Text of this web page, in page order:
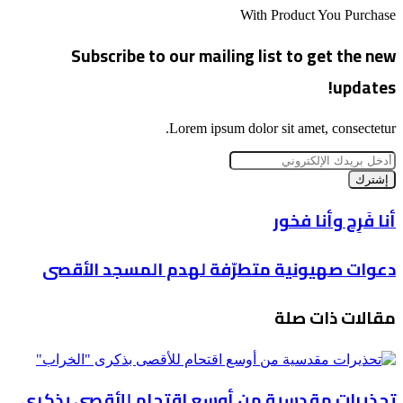
With Product You Purchase
Subscribe to our mailing list to get the new
updates!
Lorem ipsum dolor sit amet, consectetur.
أدخل
بريدك
الإلكتروني
أنا
فَرِح
فخور
أنا فَرِح وأنا فخور
دعوات
صهيونية
لهدم
دعوات صهيونية متطرّفة لهدم المسجد الأقصى
مقالات ذات صلة